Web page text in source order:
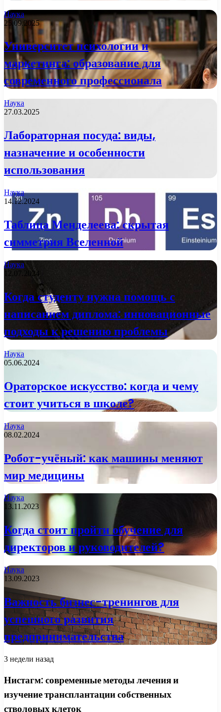
Наука
25.09.2025
Университет психологии и
маркетинга: образование для
современного профессионала
Наука
27.03.2025
Лабораторная посуда: виды,
назначение и особенности
использования
Наука
14.12.2024
Таблица Менделеева: скрытая
симметрия Вселенной
Наука
12.07.2024
Когда студенту нужна помощь с
написанием диплома: инновационные
подходы к решению проблемы
Наука
05.06.2024
Ораторское искусство: когда и чему
стоит учиться в школе?
Наука
08.02.2024
Робот-учёный: как машины меняют
мир медицины
Наука
13.11.2023
Когда стоит пройти обучение для
директоров и руководителей?
Наука
13.09.2023
Важность бизнес-тренингов для
успешного развития
предпринимательства
3 недели назад
Нистагм: современные методы лечения и
изучение трансплантации собственных
стволовых клеток